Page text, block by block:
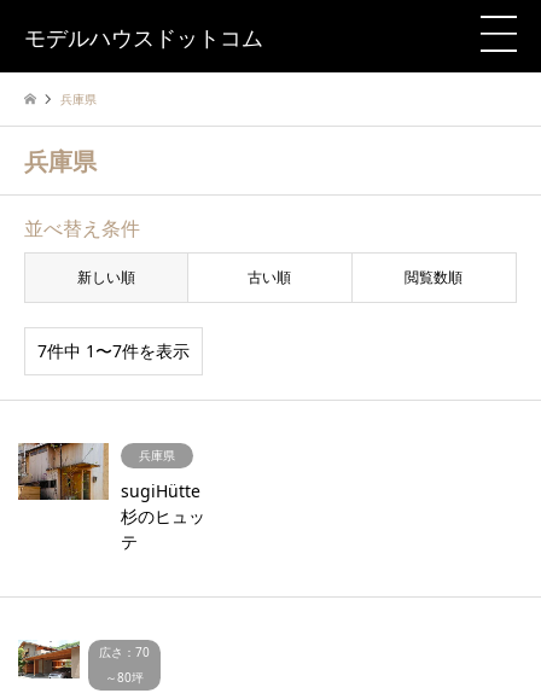
モデルハウスドットコム
兵庫県
兵庫県
並べ替え条件
新しい順 古い順 閲覧数順
7件中 1〜7件を表示
兵庫県
sugiHütte
杉のヒュッ
テ
広さ：70
～80坪